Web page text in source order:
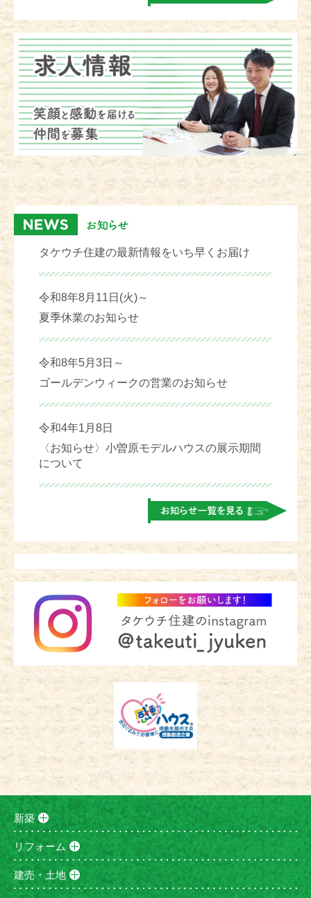
タケウチ住建の最新情報をいち早くお届け
令和8年8月11日(火)～
夏季休業のお知らせ
令和8年5月3日～
ゴールデンウィークの営業のお知らせ
令和4年1月8日
〈お知らせ〉小曽原モデルハウスの展示期間
について
新築
リフォーム
建売・土地